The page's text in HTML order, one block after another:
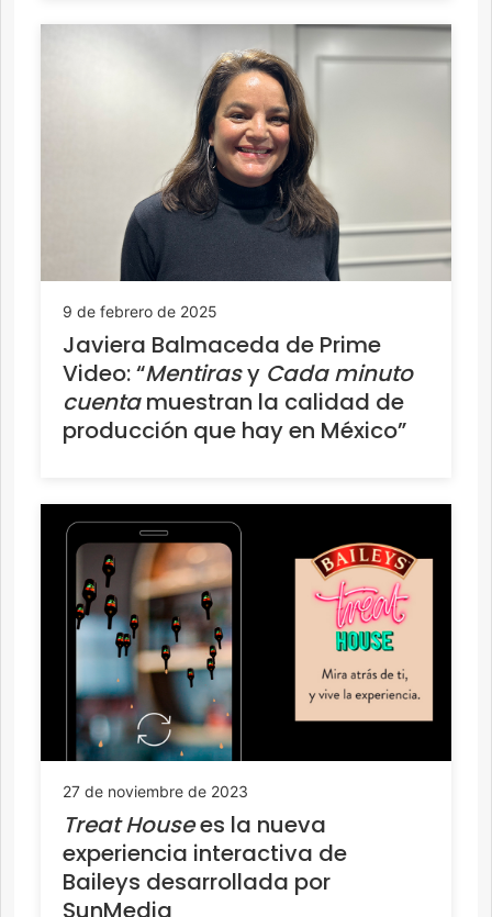
9 de febrero de 2025
Javiera Balmaceda de Prime
Video: “Mentirasy Cada minuto
cuentamuestran la calidad de
producción que hay en México”
27 de noviembre de 2023
Treat Housees la nueva
experiencia interactiva de
Baileys desarrollada por
SunMedia